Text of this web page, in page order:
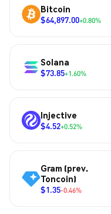
Bitcoin
$64,897.00+0.80%
Solana
$73.85+1.60%
Injective
$4.52+0.52%
Gram (prev.
Toncoin)
$1.35-0.46%